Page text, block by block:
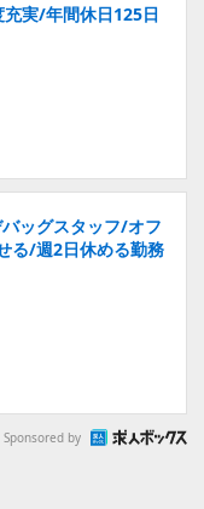
実/年間休日125日
ッグスタッフ/オフ
る/週2日休める勤務
Sponsored by